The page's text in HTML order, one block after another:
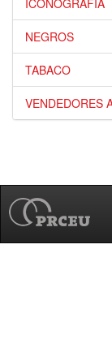
ICONOGRAFIA
NEGROS
TABACO
VENDEDORES